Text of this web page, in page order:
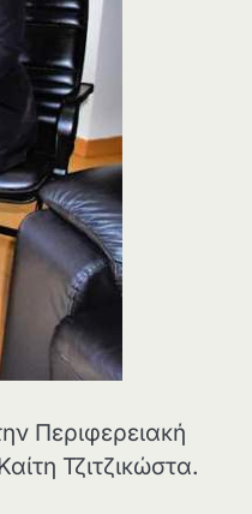
Περιφερειακή
Τζιτζικώστα.